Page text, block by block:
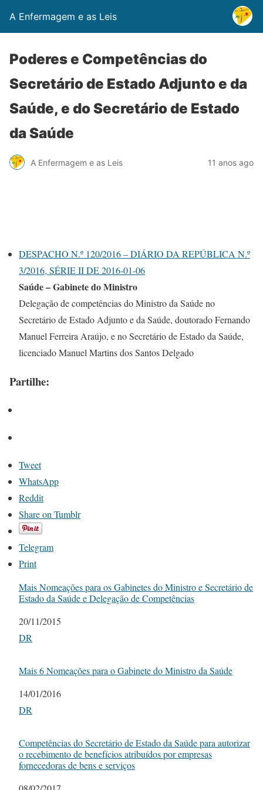
A Enfermagem e as Leis
Poderes e Competências do
Secretário de Estado Adjunto e da
Saúde, e do Secretário de Estado
da Saúde
A Enfermagem e as Leis 11 anos ago
DESPACHO N.º 120/2016 – DIÁRIO DA REPÚBLICA N.º
3/2016, SÉRIE II DE 2016-01-06
Saúde – Gabinete do Ministro
Delegação de competências do Ministro da Saúde no
Secretário de Estado Adjunto e da Saúde, doutorado Fernando
Manuel Ferreira Araújo, e no Secretário de Estado da Saúde,
licenciado Manuel Martins dos Santos Delgado
Partilhe:
Tweet
WhatsApp
Reddit
Share on Tumblr
Telegram
Print
Mais Nomeações para os Gabinetes do Ministro e Secretário de
Estado da Saúde e Delegação de Competências
Date
20/11/2015
In relation to
DR
Mais 6 Nomeações para o Gabinete do Ministro da Saúde
Date
14/01/2016
In relation to
DR
Competências do Secretário de Estado da Saúde para autorizar
o recebimento de benefícios atribuídos por empresas
fornecedoras de bens e serviços